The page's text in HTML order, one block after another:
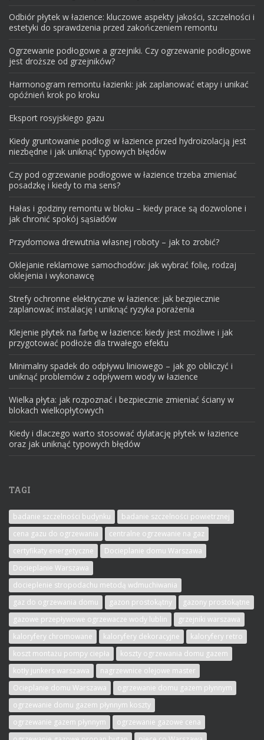
Odbiór płytek w łazience: kluczowe aspekty jakości, szczelności i
estetyki do sprawdzenia przed zakończeniem remontu
Ogrzewanie podłogowe a grzejniki. Czy ogrzewanie podłogowe
jest droższe od grzejników?
Harmonogram remontu łazienki: jak zaplanować etapy i unikać
opóźnień krok po kroku
Eksport rosyjskiego gazu
Kiedy gruntowanie podłogi w łazience przed hydroizolacją jest
niezbędne i jak uniknąć typowych błędów
Czy pod ogrzewanie podłogowe w łazience trzeba zmieniać
posadzkę i kiedy to ma sens?
Hałas i godziny remontu w bloku – kiedy prace są dozwolone i
jak chronić spokój sąsiadów
Przydomowa drewutnia własnej roboty – jak to zrobić?
Oklejanie reklamowe samochodów: jak wybrać folię, rodzaj
oklejenia i wykonawcę
Strefy ochronne elektryczne w łazience: jak bezpiecznie
zaplanować instalację i uniknąć ryzyka porażenia
Klejenie płytek na farbę w łazience: kiedy jest możliwe i jak
przygotować podłoże dla trwałego efektu
Minimalny spadek do odpływu liniowego – jak go obliczyć i
uniknąć problemów z odpływem wody w łazience
Wielka płyta: jak rozpoznać i bezpiecznie zmieniać ściany w
blokach wielkopłytowych
Kiedy i dlaczego warto stosować dylatację płytek w łazience
oraz jak uniknąć typowych błędów
TAGI
badanie szczelności budynku
badanie szczelności powietrznej
cena gazu do ogrzewania
centralne ogrzewanie na gaz
certyfikaty energetyczne
Docieplanie domu Warszawa
Docieplanie Warszawa
docieplenie stropodachu metodą wdmuchiwania
gaz do ogrzewania domu
gazon prostokątny
gazony prostokątne
gazowe przepływowe ogrzewacze wody lublin
grzejniki warszawa
kaloryfery chromowane
kaloryfery dekoracyjne
kaloryfery retro
koszt montażu pompy ciepła
koszty ogrzewania domu gazem
kotły junkers warszawa
nagrzewnice olejowe master
Ocieplanie domu Warszawa
ogrzewanie domu gazem płynnym
ogrzewanie domu gazem płynnym koszty
ogrzewanie gazem płynnym
ogrzewanie gazowe cena